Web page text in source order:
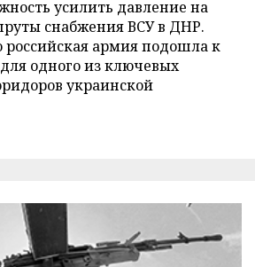
усилить давление на
снабжения ВСУ в ДНР.
российская армия подошла к
одного из ключевых
украинской